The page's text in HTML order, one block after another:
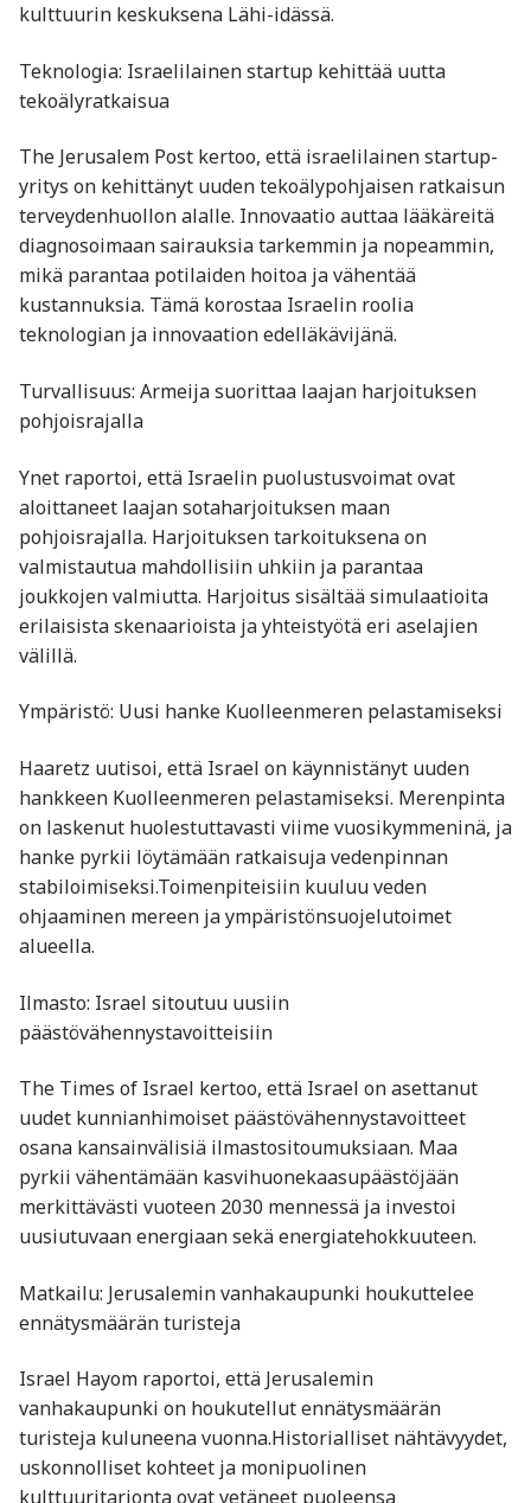
kulttuurin keskuksena Lähi-idässä.​
Teknologia: Israelilainen startup kehittää uutta
tekoälyratkaisua
The Jerusalem Post kertoo, että israelilainen startup-
yritys on kehittänyt uuden tekoälypohjaisen ratkaisun
terveydenhuollon alalle. Innovaatio auttaa lääkäreitä
diagnosoimaan sairauksia tarkemmin ja nopeammin,
mikä parantaa potilaiden hoitoa ja vähentää
kustannuksia. Tämä korostaa Israelin roolia
teknologian ja innovaation edelläkävijänä.​
Turvallisuus: Armeija suorittaa laajan harjoituksen
pohjoisrajalla
Ynet raportoi, että Israelin puolustusvoimat ovat
aloittaneet laajan sotaharjoituksen maan
pohjoisrajalla. Harjoituksen tarkoituksena on
valmistautua mahdollisiin uhkiin ja parantaa
joukkojen valmiutta. Harjoitus sisältää simulaatioita
erilaisista skenaarioista ja yhteistyötä eri aselajien
välillä.​
Ympäristö: Uusi hanke Kuolleenmeren pelastamiseksi
Haaretz uutisoi, että Israel on käynnistänyt uuden
hankkeen Kuolleenmeren pelastamiseksi. Merenpinta
on laskenut huolestuttavasti viime vuosikymmeninä, ja
hanke pyrkii löytämään ratkaisuja vedenpinnan
stabiloimiseksi.Toimenpiteisiin kuuluu veden
ohjaaminen mereen ja ympäristönsuojelutoimet
alueella.​
Ilmasto: Israel sitoutuu uusiin
päästövähennystavoitteisiin
The Times of Israel kertoo, että Israel on asettanut
uudet kunnianhimoiset päästövähennystavoitteet
osana kansainvälisiä ilmastositoumuksiaan. Maa
pyrkii vähentämään kasvihuonekaasupäästöjään
merkittävästi vuoteen 2030 mennessä ja investoi
uusiutuvaan energiaan sekä energiatehokkuuteen.​
Matkailu: Jerusalemin vanhakaupunki houkuttelee
ennätysmäärän turisteja
Israel Hayom raportoi, että Jerusalemin
vanhakaupunki on houkutellut ennätysmäärän
turisteja kuluneena vuonna.Historialliset nähtävyydet,
uskonnolliset kohteet ja monipuolinen
kulttuuritarjonta ovat vetäneet puoleensa